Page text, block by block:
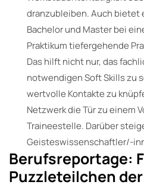
dranzubleiben. Auch bietet
Bachelor und Master bei
Praktikum tiefergehende
Das hilft nicht nur, das
notwendigen Soft Skills zu
wertvolle Kontakte zu
Netzwerk die Tür zu einem
Traineestelle. Darüber
Geisteswissenschaftler/-
Berufsreportage:
Puzzleteilchen